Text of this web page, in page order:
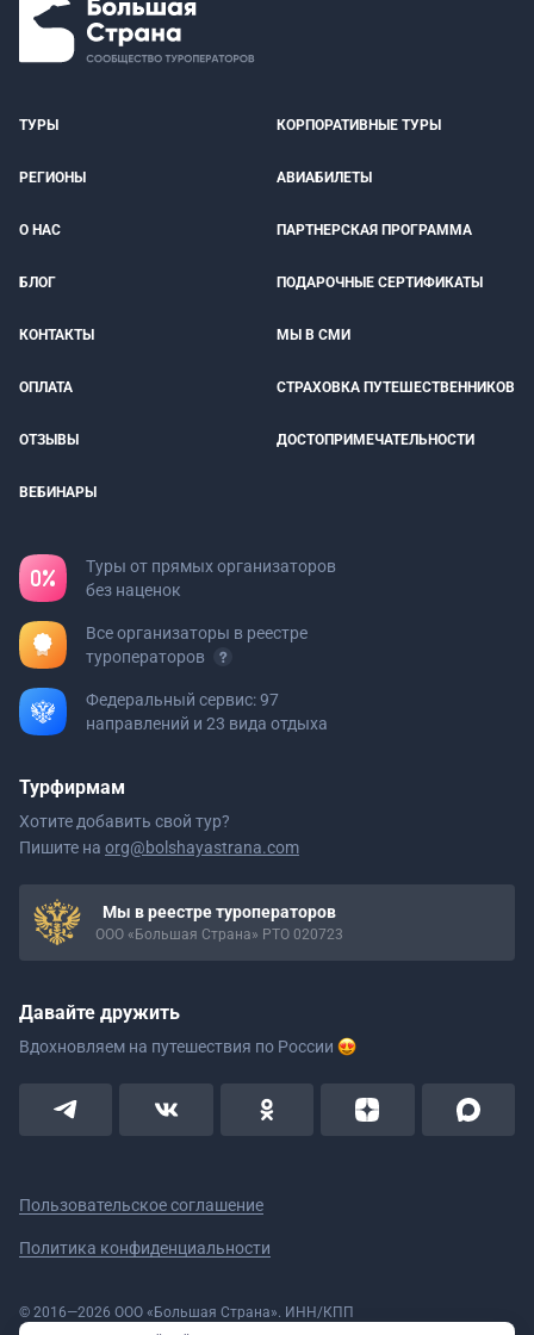
ТУРЫ КОРПОРАТИВНЫЕ ТУРЫ
РЕГИОНЫ АВИАБИЛЕТЫ
О НАС ПАРТНЕРСКАЯ ПРОГРАММА
БЛОГ ПОДАРОЧНЫЕ СЕРТИФИКАТЫ
КОНТАКТЫ МЫ В СМИ
ОПЛАТА СТРАХОВКА ПУТЕШЕСТВЕННИКОВ
ОТЗЫВЫ ДОСТОПРИМЕЧАТЕЛЬНОСТИ
ВЕБИНАРЫ
Туры от прямых организаторов
без наценок
Все организаторы в реестре
туроператоров
Федеральный сервис: 97
направлений и 23 вида отдыха
Турфирмам
Хотите добавить свой тур?
Пишите на org@bolshayastrana.com
Мы в реестре туроператоров
ООО «Большая Страна» РТО 020723
Давайте дружить
Вдохновляем на путешествия по России
Пользовательское соглашение
Политика конфиденциальности
© 2016—2026 ООО «Большая Страна». ИНН/КПП
5908078160/590801001 ОГРН 1185958020533